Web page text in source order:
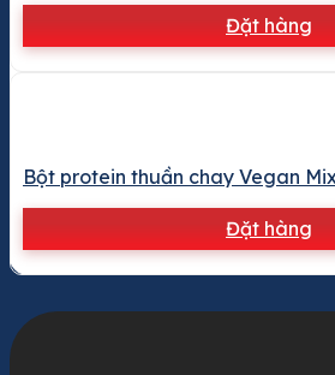
Đặt hàng
Bột protein thuần chay Vegan
Đặt hàng